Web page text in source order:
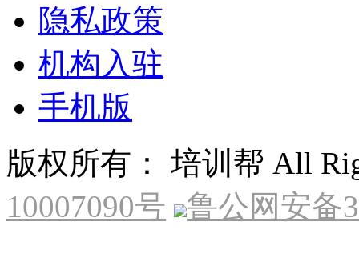
隐私政策
机构入驻
手机版
版权所有： 培训帮 All
10007090号
鲁公网安备